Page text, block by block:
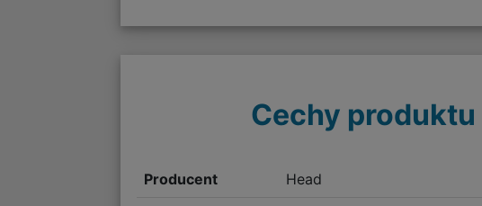
Cechy produktu
Producent Head